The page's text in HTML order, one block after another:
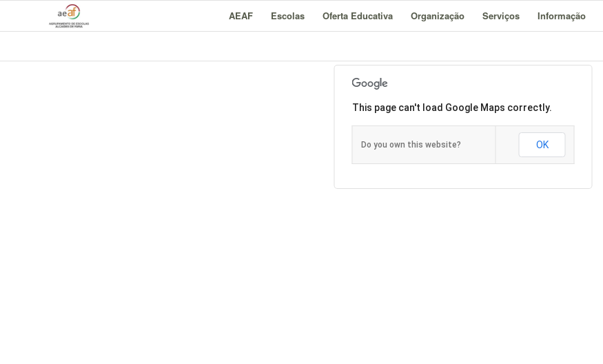
AEAF Escolas Oferta Educativa Organização Serviços Informação
This page can't load Google Maps correctly.
Do you own this website? OK